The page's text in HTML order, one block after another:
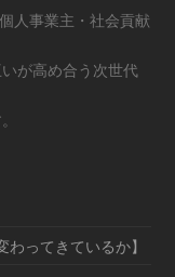
人事業主・社会貢献
が高め合う次世代
わってきているか】